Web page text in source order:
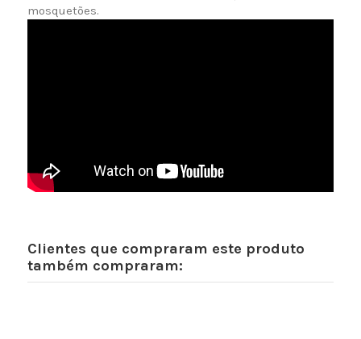
mosquetões.
Clientes que compraram este produto
também compraram: